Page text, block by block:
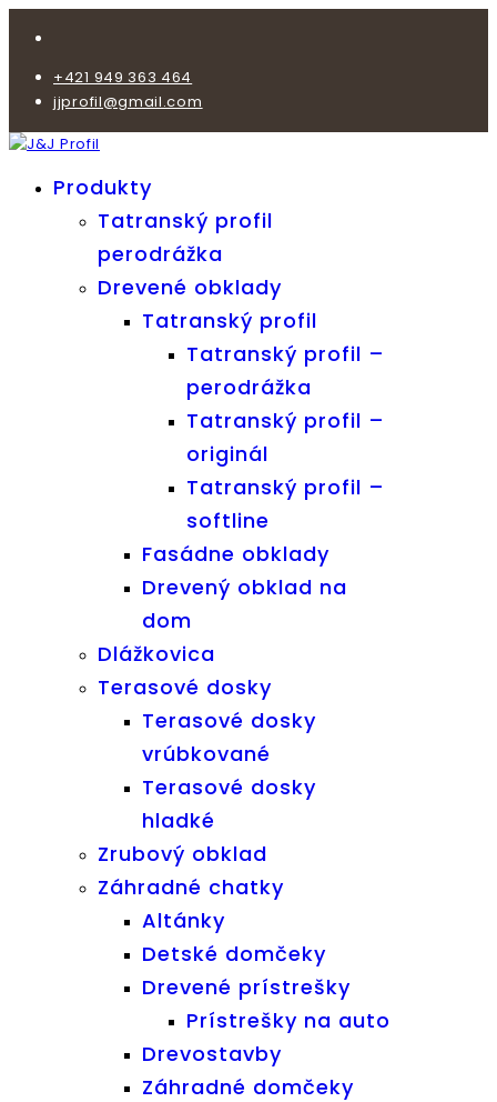
+421 949 363 464
jjprofil@gmail.com
Produkty
Tatranský profil
perodrážka
Drevené obklady
Tatranský profil
Tatranský profil –
perodrážka
Tatranský profil –
originál
Tatranský profil –
softline
Fasádne obklady
Drevený obklad na
dom
Dlážkovica
Terasové dosky
Terasové dosky
vrúbkované
Terasové dosky
hladké
Zrubový obklad
Záhradné chatky
Altánky
Detské domčeky
Drevené prístrešky
Prístrešky na auto
Drevostavby
Záhradné domčeky